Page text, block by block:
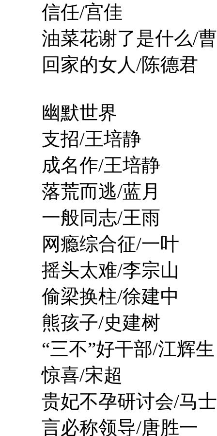
信任/宫佳
油菜花谢了是什么/曹
回家的女人/陈德君
幽默世界
支招/王培静
成名作/王培静
落荒而逃/蓝月
一般同志/王雨
网瘾综合征/一叶
摇头太难/李宗山
偷梁换柱/徐建中
熊孩子/史建树
“三不”好干部/江辉生
惊喜/宋超
贵妃不孕研讨会/马
言必称领导/唐胜一